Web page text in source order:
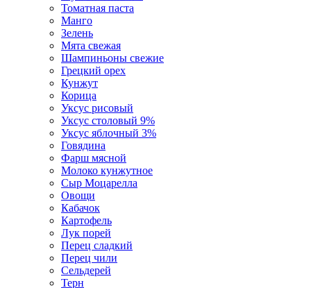
Томатная паста
Манго
Зелень
Мята свежая
Шампиньоны свежие
Грецкий орех
Кунжут
Корица
Уксус рисовый
Уксус столовый 9%
Уксус яблочный 3%
Говядина
Фарш мясной
Молоко кунжутное
Сыр Моцарелла
Овощи
Кабачок
Картофель
Лук порей
Перец сладкий
Перец чили
Сельдерей
Терн